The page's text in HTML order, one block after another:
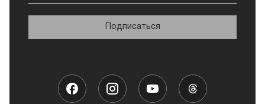
Подписаться